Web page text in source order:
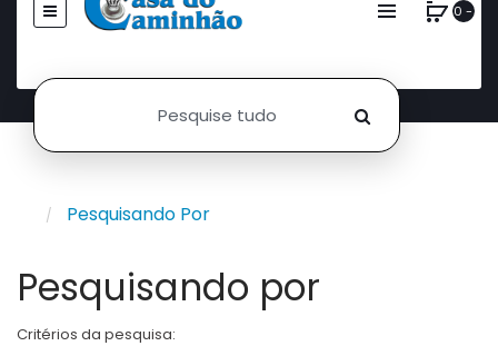
0 -
Pesquisando Por
Pesquisando por
Critérios da pesquisa: